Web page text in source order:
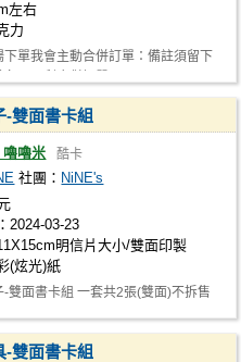
左右
力
下單我會主動合併訂單：備註須留下
雙面書卡組
嚕嚕米 酷卡
社團： NiNE's
2024-03-23
明信片大小/雙面印製
(炫光)紙
-雙面書卡組 一套共2張(雙面)不拆售
雙面書卡組